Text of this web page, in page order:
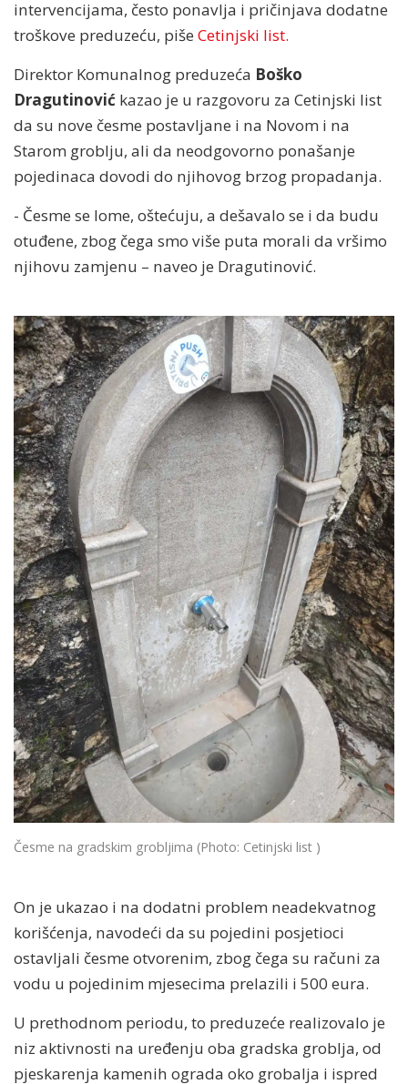
intervencijama, često ponavlja i pričinjava dodatne
troškove preduzeću, piše Cetinjski list.
Direktor Komunalnog preduzeća Boško
Dragutinović kazao je u razgovoru za Cetinjski list
da su nove česme postavljane i na Novom i na
Starom groblju, ali da neodgovorno ponašanje
pojedinaca dovodi do njihovog brzog propadanja.
- Česme se lome, oštećuju, a dešavalo se i da budu
otuđene, zbog čega smo više puta morali da vršimo
njihovu zamjenu – naveo je Dragutinović.
Česme na gradskim grobljima (Photo: Cetinjski list )
On je ukazao i na dodatni problem neadekvatnog
korišćenja, navodeći da su pojedini posjetioci
ostavljali česme otvorenim, zbog čega su računi za
vodu u pojedinim mjesecima prelazili i 500 eura.
U prethodnom periodu, to preduzeće realizovalo je
niz aktivnosti na uređenju oba gradska groblja, od
pjeskarenja kamenih ograda oko grobalja i ispred